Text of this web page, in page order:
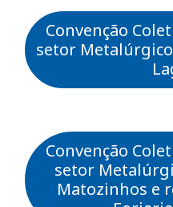
Convenção
setor Metalúrgico
Convenção
setor
Matozinhos e